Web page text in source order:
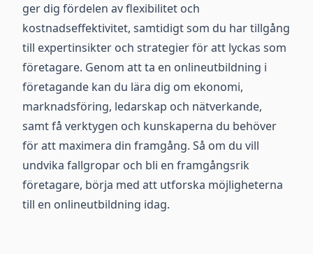
ger dig fördelen av flexibilitet och
kostnadseffektivitet, samtidigt som du har tillgång
till expertinsikter och strategier för att lyckas som
företagare. Genom att ta en onlineutbildning i
företagande kan du lära dig om ekonomi,
marknadsföring, ledarskap och nätverkande,
samt få verktygen och kunskaperna du behöver
för att maximera din framgång. Så om du vill
undvika fallgropar och bli en framgångsrik
företagare, börja med att utforska möjligheterna
till en onlineutbildning idag.